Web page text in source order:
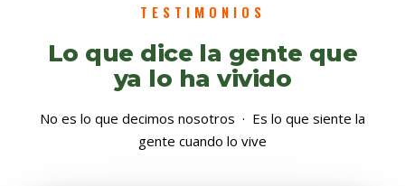
TESTIMONIOS
Lo que dice la gente que
ya lo ha vivido
No es lo que decimos nosotros · Es lo que siente la
gente cuando lo vive